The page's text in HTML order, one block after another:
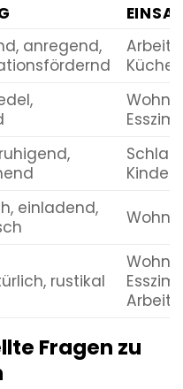
anregend,
Küche
einladend,
rustikal
Fragen zu